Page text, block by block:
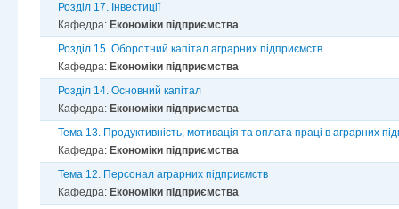
Розділ 17. Інвестиції
Кафедра: Економіки підприємства
Розділ 15. Оборотний капітал аграрних підприємств
Кафедра: Економіки підприємства
Розділ 14. Основний капітал
Кафедра: Економіки підприємства
Тема 13. Продуктивність, мотивація та оплата праці в аграрних
Кафедра: Економіки підприємства
Тема 12. Персонал аграрних підприємств
Кафедра: Економіки підприємства